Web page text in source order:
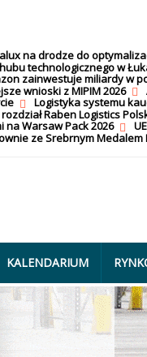
na drodze do
technologicznego w
zainwestuje miliardy w
wnioski z MIPIM 2026
Logistyka systemu
Raben Logistics
na Warsaw Pack 2026
ze Srebrnym Medalem
KALENDARIUM